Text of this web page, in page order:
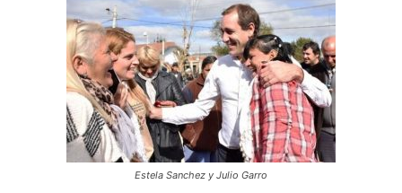
Estela Sanchez y Julio Garro